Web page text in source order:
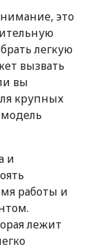
это
легкую
вызвать
вы
крупных
и
работы и
лежит